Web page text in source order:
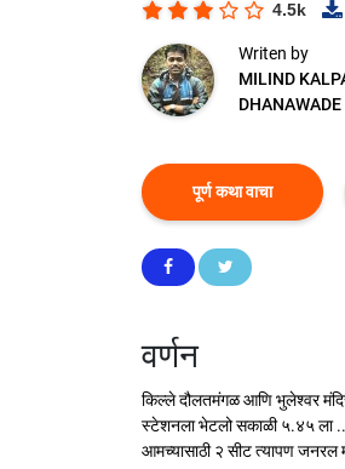
4.5k
Writen by
MILIND
DHANAWADE
पूर्ण कथा वाचा
वर्णन
किल्ले दौलतमंगळ आणि भुलेश्वर
स्टेशनला भेटलो सकाळी ५.४५ ला
आमच्यासाठी २ सीट त्यापण जनरल